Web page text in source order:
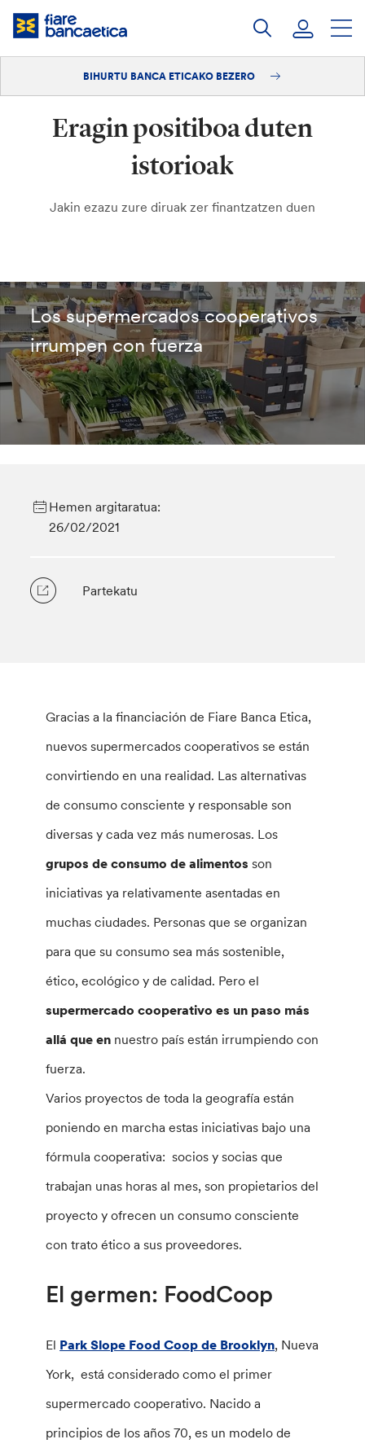
Pasatu
edukia
Bihurtu bezero
BIHURTU BANCA ETICAKO BEZERO
Eragin positiboa duten
istorioak
Jakin ezazu zure diruak zer finantzatzen duen
Los supermercados cooperativos
irrumpen con fuerza
Hemen argitaratua:
26/02/2021
Partekatu
Gracias a la financiación de Fiare Banca Etica,
nuevos supermercados cooperativos se están
convirtiendo en una realidad. Las alternativas
de consumo consciente y responsable son
diversas y cada vez más numerosas. Los
grupos de consumo de alimentos son
iniciativas ya relativamente asentadas en
muchas ciudades. Personas que se organizan
para que su consumo sea más sostenible,
ético, ecológico y de calidad. Pero el
supermercado cooperativo es un paso más
allá que en nuestro país están irrumpiendo con
fuerza.
Varios proyectos de toda la geografía están
poniendo en marcha estas iniciativas bajo una
fórmula cooperativa: socios y socias que
trabajan unas horas al mes, son propietarios del
proyecto y ofrecen un consumo consciente
con trato ético a sus proveedores.
El germen: FoodCoop
El Park Slope Food Coop de Brooklyn, Nueva
York, está considerado como el primer
supermercado cooperativo. Nacido a
principios de los años 70, es un modelo de